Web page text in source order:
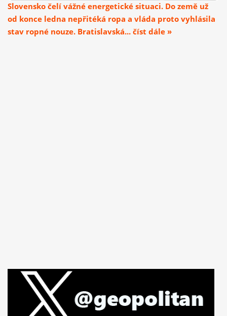
Slovensko čelí vážné energetické situaci. Do země už
od konce ledna nepřitéká ropa a vláda proto vyhlásila
stav ropné nouze. Bratislavská... číst dále »